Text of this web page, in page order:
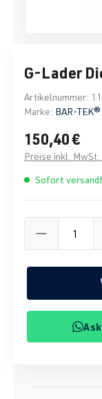
G-Lader
Artikelnummer:
Marke: BAR-TEK®
150,40 €
Preise inkl.
Sofort